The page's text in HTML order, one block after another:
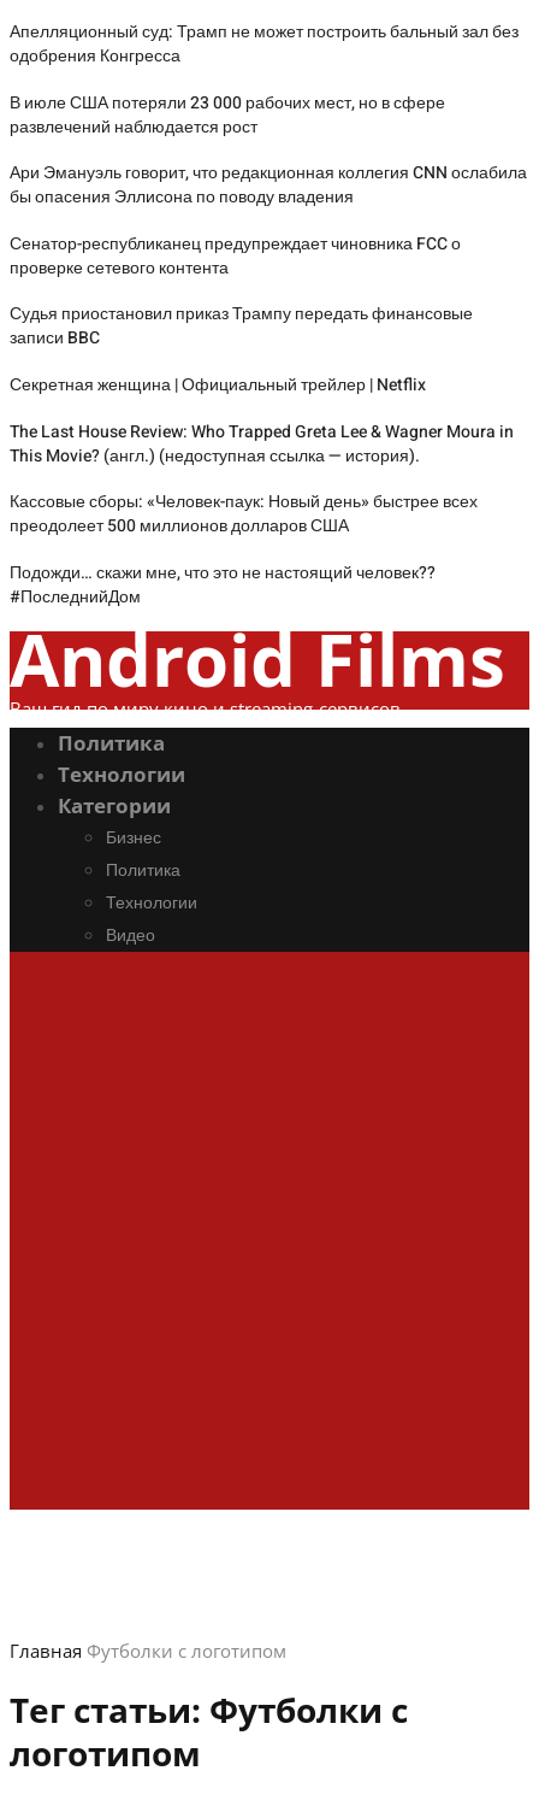
Апелляционный суд: Трамп не может построить бальный зал без
одобрения Конгресса
В июле США потеряли 23 000 рабочих мест, но в сфере
развлечений наблюдается рост
Ари Эмануэль говорит, что редакционная коллегия CNN ослабила
бы опасения Эллисона по поводу владения
Сенатор-республиканец предупреждает чиновника FCC о
проверке сетевого контента
Судья приостановил приказ Трампу передать финансовые
записи BBC
Секретная женщина | Официальный трейлер | Netflix
The Last House Review: Who Trapped Greta Lee & Wagner Moura in
This Movie? (англ.) (недоступная ссылка — история).
Кассовые сборы: «Человек-паук: Новый день» быстрее всех
преодолеет 500 миллионов долларов США
Подожди… скажи мне, что это не настоящий человек??
#ПоследнийДом
Android Films
Ваш гид по миру кино и streaming-сервисов
Политика
Технологии
Категории
Бизнес
Политика
Технологии
Видео
Главная Футболки с логотипом
Тег статьи: Футболки с
логотипом